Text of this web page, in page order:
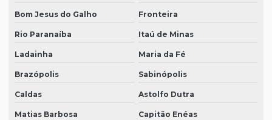
Bom Jesus do Galho Fronteira
Rio Paranaíba Itaú de Minas
Ladainha Maria da Fé
Brazópolis Sabinópolis
Caldas Astolfo Dutra
Matias Barbosa Capitão Enéas